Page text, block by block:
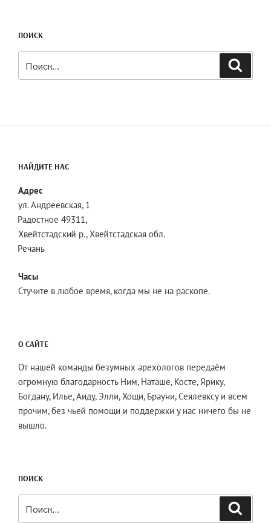
ПОИСК
НАЙДИТЕ НАС
Адрес
ул. Андреевская, 1
Радостное 49311,
Хвейтстадский р., Хвейтстадская обл.
Речань
Часы
Стучите в любое время, когда мы не на раскопе.
О САЙТЕ
От нашей команды безумных арехологов передаём
огромную благодарность Ним, Наташе, Косте, Ярику,
Богдану, Илье, Аиду, Элли, Хощи, Брауни, Сеялевксу и всем
прочим, без чьей помощи и поддержки у нас ничего бы не
вышло.
ПОИСК